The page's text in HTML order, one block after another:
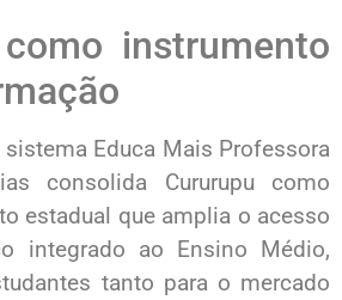
instrumento
Educa Mais Professora
consolida Cururupu como
estadual que amplia o acesso
integrado ao Ensino Médio,
tanto para o mercado